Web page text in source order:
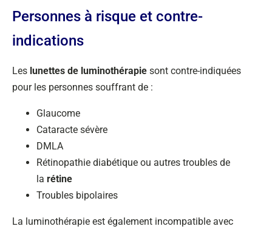
Personnes à risque et contre-
indications
Les lunettes de luminothérapie sont contre-indiquées
pour les personnes souffrant de :
Glaucome
Cataracte sévère
DMLA
Rétinopathie diabétique ou autres troubles de
la rétine
Troubles bipolaires
La luminothérapie est également incompatible avec